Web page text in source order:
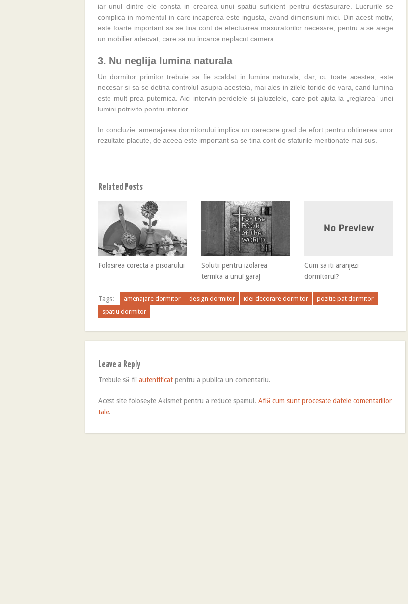
iar unul dintre ele consta in crearea unui spatiu suficient pentru desfasurare. Lucrurile se
complica in momentul in care incaperea este ingusta, avand dimensiuni mici. Din acest motiv,
este foarte important sa se tina cont de efectuarea masuratorilor necesare, pentru a se alege
un mobilier adecvat, care sa nu incarce neplacut camera.
3. Nu neglija lumina naturala
Un dormitor primitor trebuie sa fie scaldat in lumina naturala, dar, cu toate acestea, este
necesar si sa se detina controlul asupra acesteia, mai ales in zilele toride de vara, cand lumina
este mult prea puternica. Aici intervin perdelele si jaluzelele, care pot ajuta la „reglarea” unei
lumini potrivite pentru interior.
In concluzie, amenajarea dormitorului implica un oarecare grad de efort pentru obtinerea unor
rezultate placute, de aceea este important sa se tina cont de sfaturile mentionate mai sus.
Related Posts
Folosirea corecta a pisoarului
Solutii pentru izolarea
termica a unui garaj
Cum sa iti aranjezi
dormitorul?
Tags: amenajare dormitor design dormitor idei decorare dormitor
pozitie pat dormitor
spatiu dormitor
Leave a Reply
Trebuie să fiiautentificat pentru a publica un comentariu.
Acest site folosește Akismet pentru a reduce spamul.Află cum sunt procesate datele comentariilor
tale.